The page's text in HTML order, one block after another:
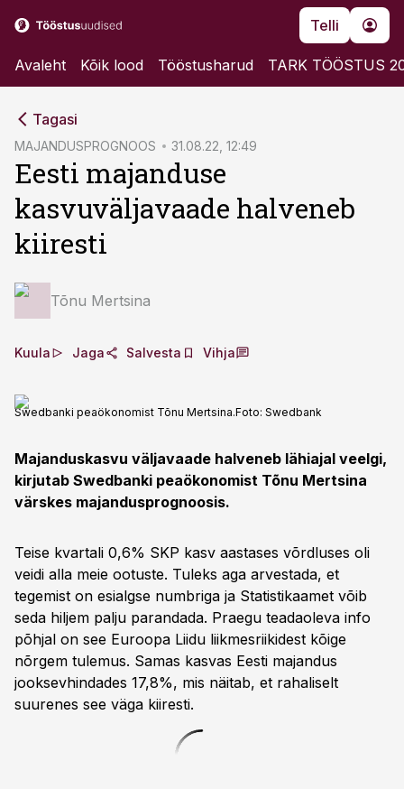
Telli
Avaleht Kõik lood Tööstusharud TARK TÖÖSTUS
Tagasi
MAJANDUSPROGNOOS 31.08.22, 12:49
Eesti majanduse
kasvuväljavaade halveneb
kiiresti
Tõnu Mertsina
Kuula Jaga Salvesta Vihja
Swedbanki peaökonomist Tõnu Mertsina.Foto: Swedbank
Majanduskasvu väljavaade halveneb lähiajal veelgi,
kirjutab Swedbanki peaökonomist Tõnu Mertsina
värskes majandusprognoosis.
Teise kvartali 0,6% SKP kasv aastases võrdluses oli
veidi alla meie ootuste. Tuleks aga arvestada, et
tegemist on esialgse numbriga ja Statistikaamet võib
seda hiljem palju parandada. Praegu teadaoleva info
põhjal on see Euroopa Liidu liikmesriikidest kõige
nõrgem tulemus. Samas kasvas Eesti majandus
jooksevhindades 17,8%, mis näitab, et rahaliselt
suurenes see väga kiiresti.